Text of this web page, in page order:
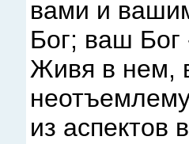
вами и
Бог; ваш Бог
Живя в нем,
из аспектов